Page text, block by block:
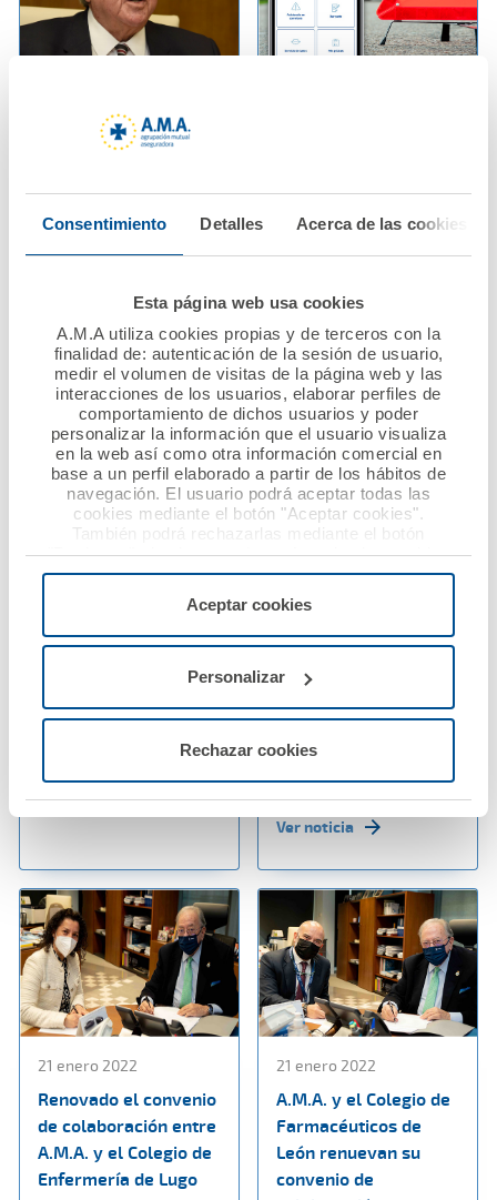
Consentimiento Detalles Acerca de las cookies
Esta página web usa cookies
A.M.A utiliza cookies propias y de terceros con la
finalidad de: autenticación de la sesión de usuario,
medir el volumen de visitas de la página web y las
interacciones de los usuarios, elaborar perfiles de
comportamiento de dichos usuarios y poder
personalizar la información que el usuario visualiza
en la web así como otra información comercial en
base a un perfil elaborado a partir de los hábitos de
navegación. El usuario podrá aceptar todas las
cookies mediante el botón "Aceptar cookies".
También podrá rechazarlas mediante el botón
"Rechazar", donde se rechazarán todas las cookies
menos las necesarias para permitir el acceso a los
configurarlas usando el botón “Personalizar".
Aceptar cookies
Personalizar
Rechazar cookies
AMA Vida firma
pólizas colectivas de
Lleida y Girona y con
el Colegio de
de Andalucía
Ver noticia
seguro de Autos
Los médicos sorianos
renuevan su convenio
A.M.A.
Ver noticia
24 enero 2022
A.M.A. amplía las
App con el servicio de
autocita para la
reparación de la luna
Ver noticia
21 enero 2022
Renovado el convenio
de colaboración entre
A.M.A. y el Colegio de
Enfermería de Lugo
21 enero 2022
A.M.A. y el Colegio de
Farmacéuticos de
León renuevan su
convenio de